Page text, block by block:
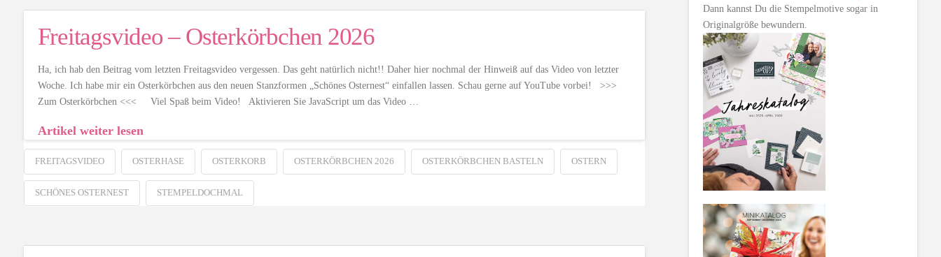
Freitagsvideo – Osterkörbchen 2026
Ha, ich hab den Beitrag vom letzten Freitagsvideo vergessen. Das geht natürlich nicht!! Daher hier nochmal der Hinweiß auf das Video von letzter
Woche. Ich habe mir ein Osterkörbchen aus den neuen Stanzformen „Schönes Osternest“ einfallen lassen. Schau gerne auf YouTube vorbei! >>>
Zum Osterkörbchen <<< Viel Spaß beim Video! Aktivieren Sie JavaScript um das Video …
Artikel weiter lesen
FREITAGSVIDEO OSTERHASE OSTERKORB OSTERKÖRBCHEN 2026 OSTERKÖRBCHEN BASTELN OSTERN
SCHÖNES OSTERNEST STEMPELDOCHMAL
Dann kannst Du die Stempelmotive sogar in
Originalgröße bewundern.